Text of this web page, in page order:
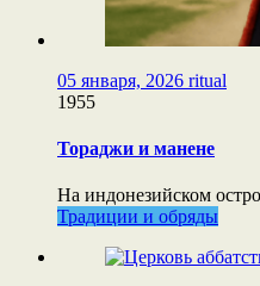
05 января, 2026 ritual
1955
Тораджи и манене
На индонезийском
Традиции и обряды